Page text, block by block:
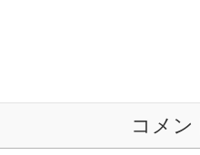
コメン